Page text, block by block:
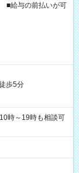
■給与の前払いが可
歩5分
時～19時も相談可